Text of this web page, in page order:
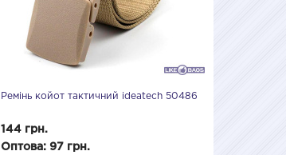
Ремінь койот тактичний ideatech 50486
144 грн.
Оптова: 97 грн.